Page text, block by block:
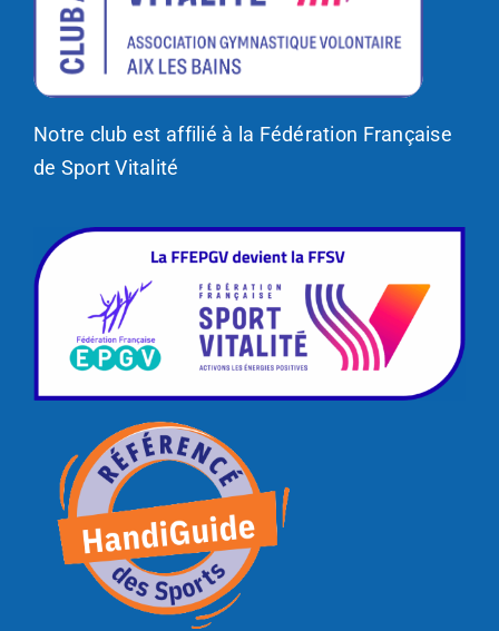
Notre club est affilié à la Fédération Française
de Sport Vitalité